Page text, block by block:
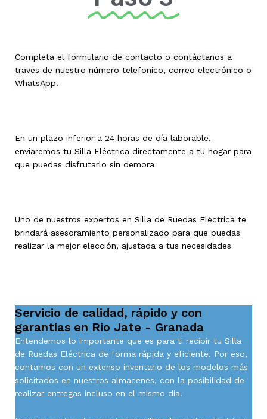
Completa el formulario de contacto o contáctanos a
través de nuestro número telefonico, correo electrónico o
WhatsApp.
En un plazo inferior a 24 horas de día laborable,
enviaremos tu Silla Eléctrica directamente a tu hogar para
que puedas disfrutarlo sin demora
Uno de nuestros expertos en Silla de Ruedas Eléctrica te
brindará asesoramiento personalizado para que puedas
realizar la mejor elección, ajustada a tus necesidades
Servicio de calidad, rápido y con
garantías en Rio Jate - Granada
Entendemos lo importante que es para ti recibir tu Silla
de Ruedas Eléctrica de forma rápida y eficiente. Por eso,
contamos con un extenso inventario de los modelos más
solicitados en nuestros almacenes, con la posibilidad de
realizar entregas incluso en el mismo día.